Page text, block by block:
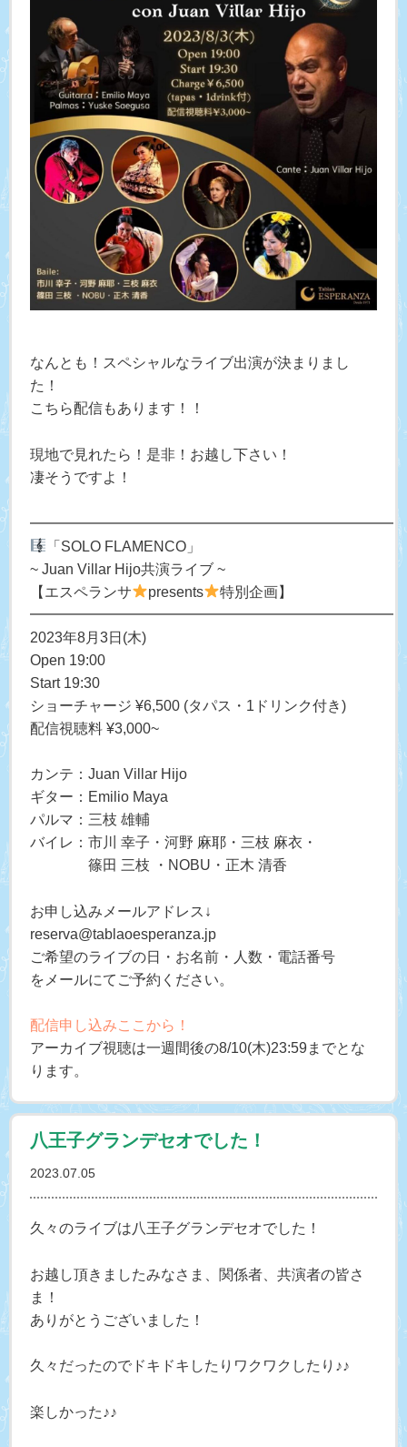
なんとも！スペシャルなライブ出演が決まりまし
た！
こちら配信もあります！！
現地で見れたら！是非！お越し下さい！
凄そうですよ！
━━━━━━━━━━━━━━━━━━━━━━━━━
「SOLO FLAMENCO」
~ Juan Villar Hijo共演ライブ ~
【エスペランサ
presents
特別企画】
━━━━━━━━━━━━━━━━━━━━━━━━━
2023年8月3日(木)
Open 19:00
Start 19:30
ショーチャージ ¥6,500 (タパス・1ドリンク付き)
配信視聴料 ¥3,000~
カンテ：Juan Villar Hijo
ギター：Emilio Maya
パルマ：三枝 雄輔
バイレ：市川 幸子・河野 麻耶・三枝 麻衣・
篠田 三枝 ・NOBU・正木 清香
お申し込みメールアドレス↓
reserva@tablaoesperanza.jp
ご希望のライブの日・お名前・人数・電話番号
をメールにてご予約ください。
配信申し込みここから！
アーカイブ視聴は一週間後の8/10(木)23:59までとな
ります。
八王子グランデセオでした！
2023.07.05
久々のライブは八王子グランデセオでした！
お越し頂きましたみなさま、関係者、共演者の皆さ
ま！
ありがとうございました！
久々だったのでドキドキしたりワクワクしたり♪♪
楽しかった♪♪